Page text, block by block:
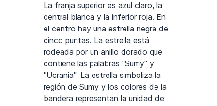
La franja superior es azul claro, la
central blanca y la inferior roja. En
el centro hay una estrella negra de
cinco puntas. La estrella está
rodeada por un anillo dorado que
contiene las palabras "Sumy" y
"Ucrania". La estrella simboliza la
región de Sumy y los colores de la
bandera representan la unidad de